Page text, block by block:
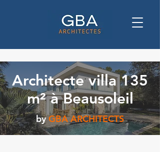
Architecte villa 135
m² à Beausoleil
by GBA ARCHITECTS